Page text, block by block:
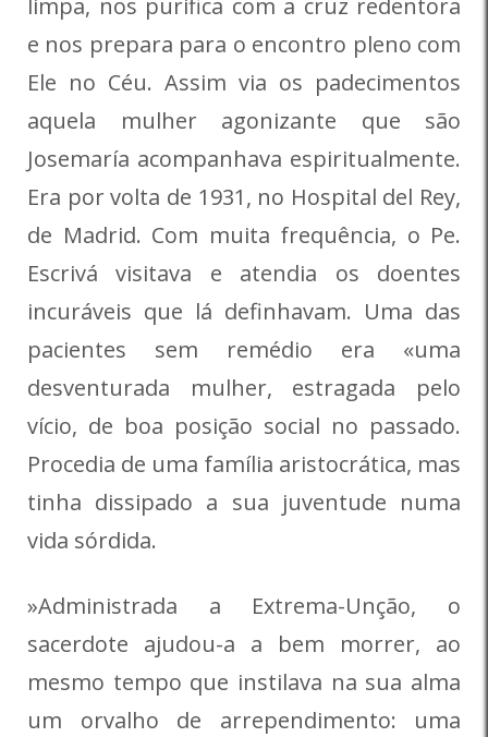
limpa, nos purifica com a cruz redentora
e nos prepara para o encontro pleno com
Ele no Céu. Assim via os padecimentos
aquela mulher agonizante que são
Josemaría acompanhava espiritualmente.
Era por volta de 1931, no Hospital del Rey,
de Madrid. Com muita frequência, o Pe.
Escrivá visitava e atendia os doentes
incuráveis que lá definhavam. Uma das
pacientes sem remédio era «uma
desventurada mulher, estragada pelo
vício, de boa posição social no passado.
Procedia de uma família aristocrática, mas
tinha dissipado a sua juventude numa
vida sórdida.
»Administrada a Extrema-Unção, o
sacerdote ajudou-a a bem morrer, ao
mesmo tempo que instilava na sua alma
um orvalho de arrependimento: uma